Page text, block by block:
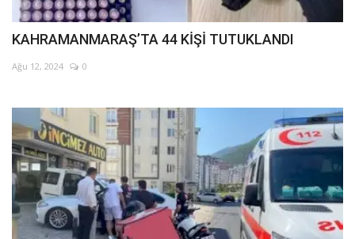
KAHRAMANMARAŞ’TA 44 KİŞİ TUTUKLANDI
Ağu 12, 2024 0